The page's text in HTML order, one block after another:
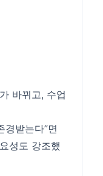
바뀌고, 수업
받는다”면
성도 강조했